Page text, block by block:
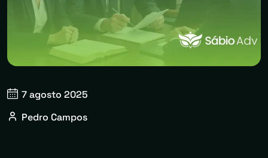
7 agosto 2025
Pedro Campos